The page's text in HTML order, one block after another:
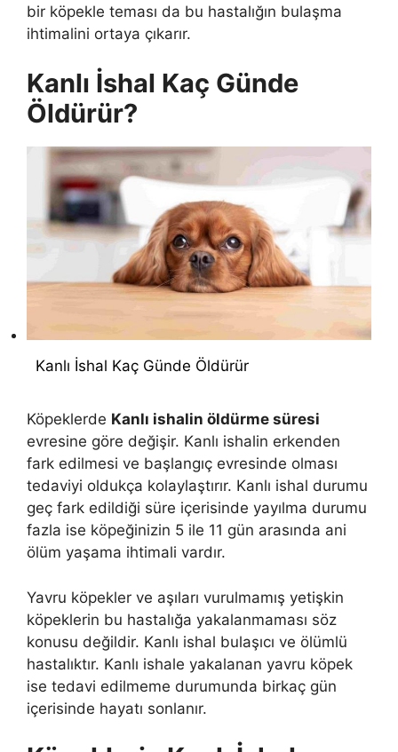
bir köpekle teması da bu hastalığın bulaşma
ihtimalini ortaya çıkarır.
Kanlı İshal Kaç Günde
Öldürür?
Kanlı İshal Kaç Günde Öldürür
Köpeklerde Kanlı ishalin öldürme süresi
evresine göre değişir. Kanlı ishalin erkenden
fark edilmesi ve başlangıç evresinde olması
tedaviyi oldukça kolaylaştırır. Kanlı ishal durumu
geç fark edildiği süre içerisinde yayılma durumu
fazla ise köpeğinizin 5 ile 11 gün arasında ani
ölüm yaşama ihtimali vardır.
Yavru köpekler ve aşıları vurulmamış yetişkin
köpeklerin bu hastalığa yakalanmaması söz
konusu değildir. Kanlı ishal bulaşıcı ve ölümlü
hastalıktır. Kanlı ishale yakalanan yavru köpek
ise tedavi edilmeme durumunda birkaç gün
içerisinde hayatı sonlanır.